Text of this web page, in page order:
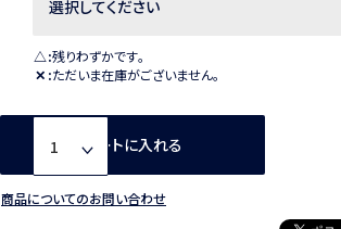
△ 残りわずかです。
✕ ただいま在庫がございません。
カートに入れる
商品についてのお問い合わせ